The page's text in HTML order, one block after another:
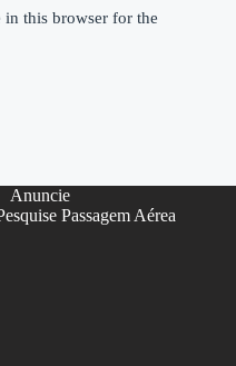
in this browser for the
Anuncie
Passagem Aérea